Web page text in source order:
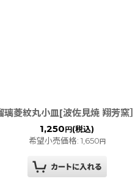
璃菱紋丸小皿[波佐見焼 翔芳窯］
1,250 円 (税込)
希望小売価格: 1,650 円